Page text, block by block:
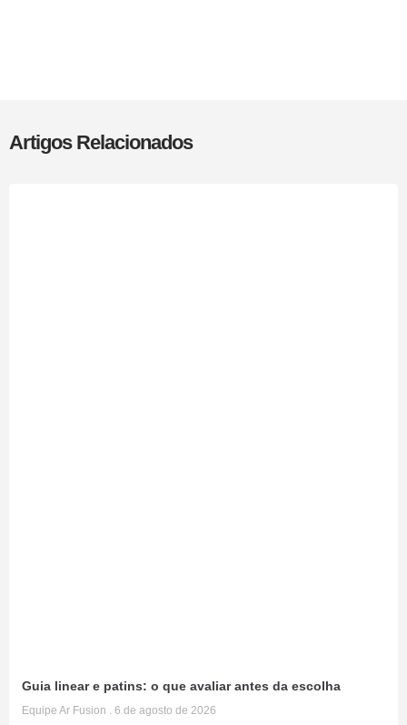
Artigos Relacionados
Guia linear e patins: o que avaliar antes da escolha
Equipe Ar Fusion 6 de agosto de 2026